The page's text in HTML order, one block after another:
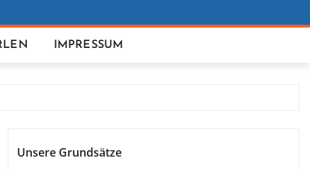
IMPRESSUM
Unsere Grundsätze